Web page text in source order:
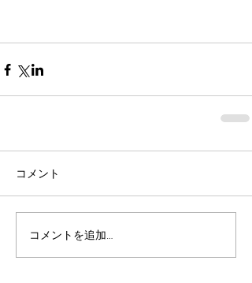
コメント
コメントを追加…